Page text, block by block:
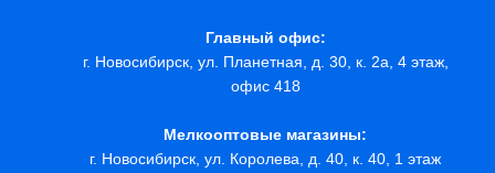
Главный офис:
г. Новосибирск, ул. Планетная, д. 30, к. 2а, 4 этаж,
офис 418
Мелкооптовые магазины:
г. Новосибирск, ул. Королева, д. 40, к. 40, 1 этаж